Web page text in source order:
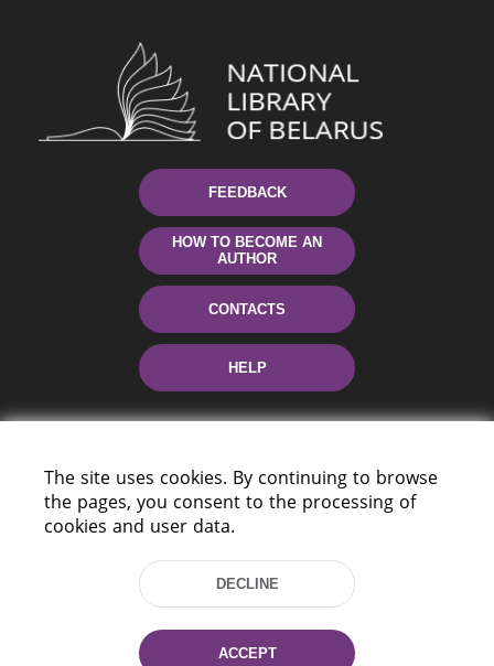
FEEDBACK
HOW TO BECOME AN
AUTHOR
CONTACTS
HELP
220114, Niezaležnasci Ave. 116, Minsk,
Tel.: (+375 17) 368 37 37
Fax: (+375 17) 368 97 06
The site uses cookies. By continuing to browse
the pages, you consent to the processing of
cookies and user data.
DECLINE
ACCEPT